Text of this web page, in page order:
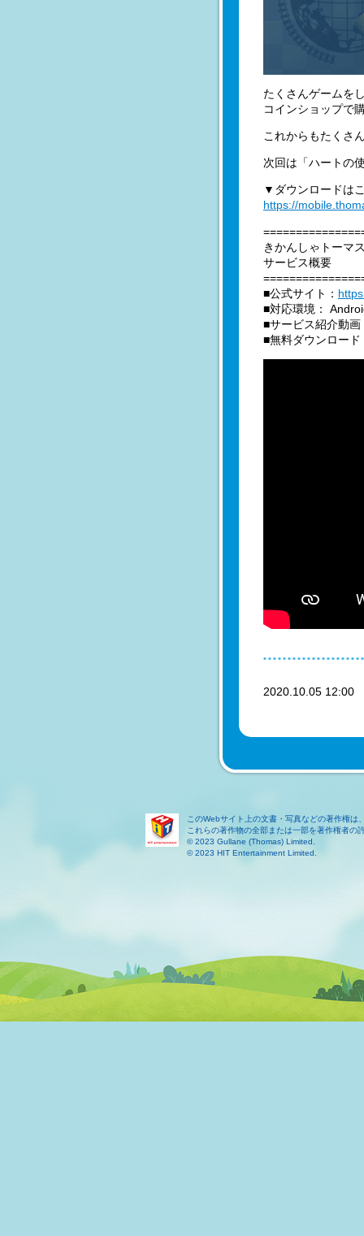
たくさんゲームを
コインショップで
これからもたくさ
次回は「ハートの
▼ダウンロードは
https://
きかんしゃトーマ
サービス概要
■公式サイト：
■対応環境：
■サービス紹介動画
■無料ダウンロー
2020.10.05
このWebサイト上の文書・写真などの著作権
これらの著作物の全部または一部を著作権者の
© 2023 Gullane (Thomas) Limited.
© 2023 HIT Entertainment Limited.